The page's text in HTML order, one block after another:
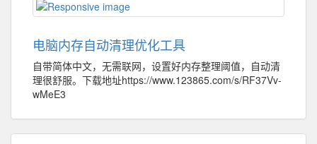
电脑内存自动清理优化工具
自带简体中文，无需联网，设置好内存整理阈值，自动清
理很舒服。下载地址https://www.123865.com/s/RF37Vv-
wMeE3